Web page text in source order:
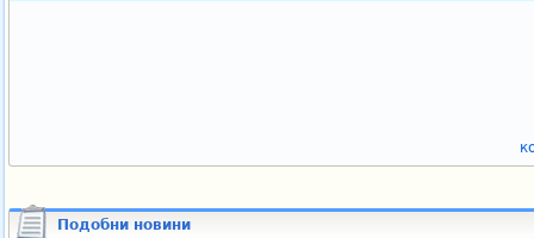
Подобни новини